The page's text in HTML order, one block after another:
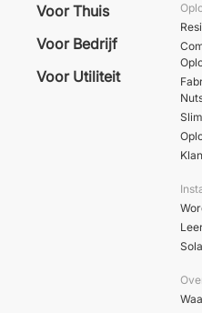
Voor Thuis
Voor Bedrijf
Voor Utiliteit